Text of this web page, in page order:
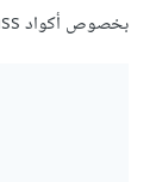
بخصوص أكواد sass جرب تعديل الكود بالشكل التالي: